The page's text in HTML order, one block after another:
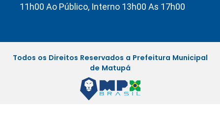
11h00 Ao Público, Interno 13h00 As 17h00
Todos os Direitos Reservados a Prefeitura Municipal
de Matupá